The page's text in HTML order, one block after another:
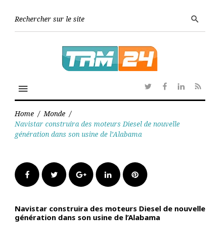
search
menu
TwitterFacebook
Linkedin
RSS
Home / Monde /
Navistar construira des moteurs Diesel de nouvelle
génération dans son usine de l’Alabama
FacebookTwitter Google+LinkedInPinterest
Navistar construira des moteurs Diesel de nouvelle
génération dans son usine de l’Alabama